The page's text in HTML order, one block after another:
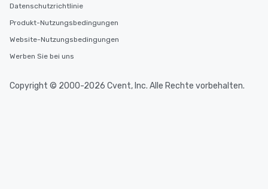
Datenschutzrichtlinie
Produkt-Nutzungsbedingungen
Website-Nutzungsbedingungen
Werben Sie bei uns
Copyright © 2000-2026 Cvent, Inc. Alle Rechte vorbehalten.